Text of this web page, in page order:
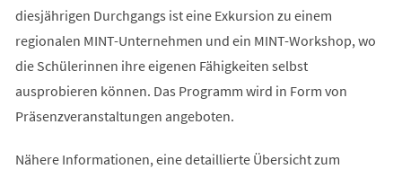
diesjährigen Durchgangs ist eine Exkursion zu einem
regionalen MINT-Unternehmen und ein MINT-Workshop, wo
die Schülerinnen ihre eigenen Fähigkeiten selbst
ausprobieren können. Das Programm wird in Form von
Präsenzveranstaltungen angeboten.
Nähere Informationen, eine detaillierte Übersicht zum